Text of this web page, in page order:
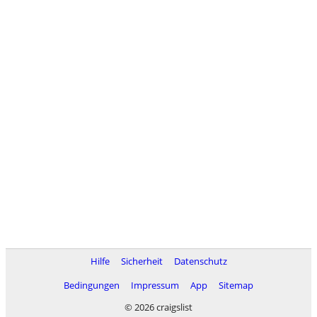
Hilfe Sicherheit
Datenschutz
Bedingungen
Impressum App
Sitemap
© 2026 craigslist